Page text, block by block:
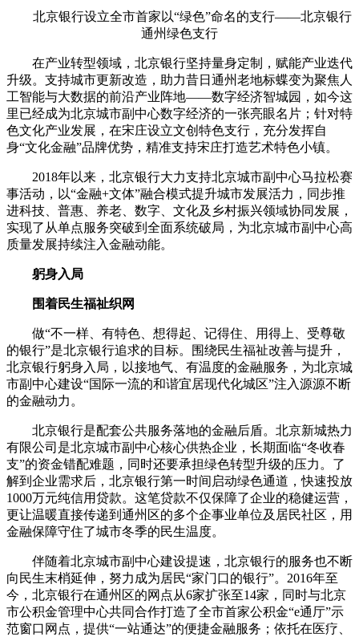
北京银行设立全市首家以“绿色”命名的支行——北京银行
通州绿色支行
在产业转型领域，北京银行坚持量身定制，赋能产业迭代
升级。支持城市更新改造，助力昔日通州老地标蝶变为聚焦人
工智能与大数据的前沿产业阵地——数字经济智城园，如今这
里已经成为北京城市副中心数字经济的一张亮眼名片；针对特
色文化产业发展，在宋庄设立文创特色支行，充分发挥自
身“文化金融”品牌优势，精准支持宋庄打造艺术特色小镇。
2018年以来，北京银行大力支持北京城市副中心马拉松赛
事活动，以“金融+文体”融合模式提升城市发展活力，同步推
进科技、普惠、养老、数字、文化及乡村振兴领域协同发展，
实现了从单点服务突破到全面系统破局，为北京城市副中心高
质量发展持续注入金融动能。
躬身入局
围着民生福祉织网
做“不一样、有特色、想得起、记得住、用得上、受尊敬
的银行”是北京银行追求的目标。围绕民生福祉改善与提升，
北京银行躬身入局，以接地气、有温度的金融服务，为北京城
市副中心建设“国际一流的和谐宜居现代化城区”注入源源不断
的金融动力。
北京银行是配套公共服务落地的金融后盾。北京新城热力
有限公司是北京城市副中心核心供热企业，长期面临“冬收春
支”的资金错配难题，同时还要承担绿色转型升级的压力。了
解到企业需求后，北京银行第一时间启动绿色通道，快速投放
1000万元纯信用贷款。这笔贷款不仅保障了企业的稳健运营，
更让温暖直接传递到通州区的多个企事业单位及居民社区，用
金融保障守住了城市冬季的民生温度。
伴随着北京城市副中心建设提速，北京银行的服务也不断
向民生末梢延伸，努力成为居民“家门口的银行”。2016年至
今，北京银行在通州区的网点从6家扩张至14家，同时与北京
市公积金管理中心共同合作打造了全市首家公积金“e通厅”示
范窗口网点，提供“一站通达”的便捷金融服务；依托在医疗、